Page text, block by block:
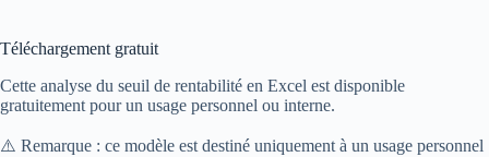
Téléchargement gratuit
Cette analyse du seuil de rentabilité en Excel est disponible
gratuitement pour un usage personnel ou interne.
⚠️ Remarque : ce modèle est destiné uniquement à un usage personnel